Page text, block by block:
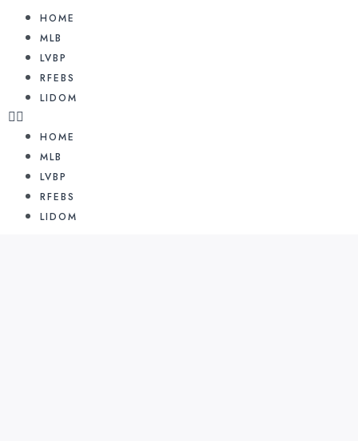
HOME
MLB
LVBP
RFEBS
LIDOM
HOME
MLB
LVBP
RFEBS
LIDOM